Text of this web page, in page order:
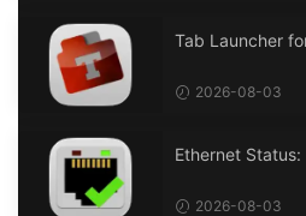
Tab Launcher
2026-08-03
Ethernet
2026-08-03